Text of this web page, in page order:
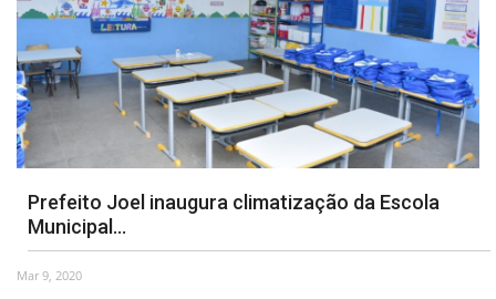
Prefeito Joel inaugura climatização da Escola
Municipal...
Mar 9, 2020